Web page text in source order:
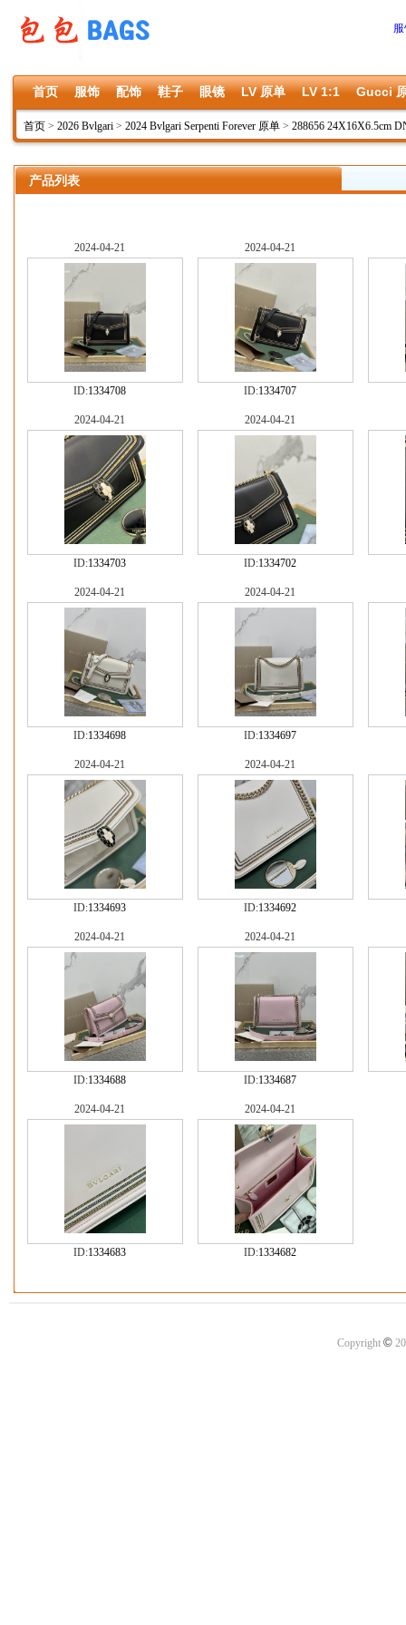
首页 服饰 配饰 鞋子 眼镜 LV 原单 LV 1:1 Gucci
首页 > 2026 Bvlgari > 2024 Bvlgari Serpenti Forever 原单 > 288656 24X16X6.5cm
产品列表
2024-04-21
ID:1334708
2024-04-21
ID:1334707
2024-04-21
ID:1334703
2024-04-21
ID:1334702
2024-04-21
ID:1334698
2024-04-21
ID:1334697
2024-04-21
ID:1334693
2024-04-21
ID:1334692
2024-04-21
ID:1334688
2024-04-21
ID:1334687
2024-04-21
ID:1334683
2024-04-21
ID:1334682
Copyright ©